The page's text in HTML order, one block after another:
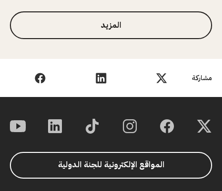
مشاركة
المزيد
المواقع الإلكترونية للجنة الدولية